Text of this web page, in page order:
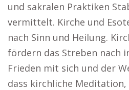
und sakralen Praktiken
vermittelt. Kirche und
nach Sinn und Heilung.
fördern das Streben nach
Frieden mit sich und der
dass kirchliche Meditation,